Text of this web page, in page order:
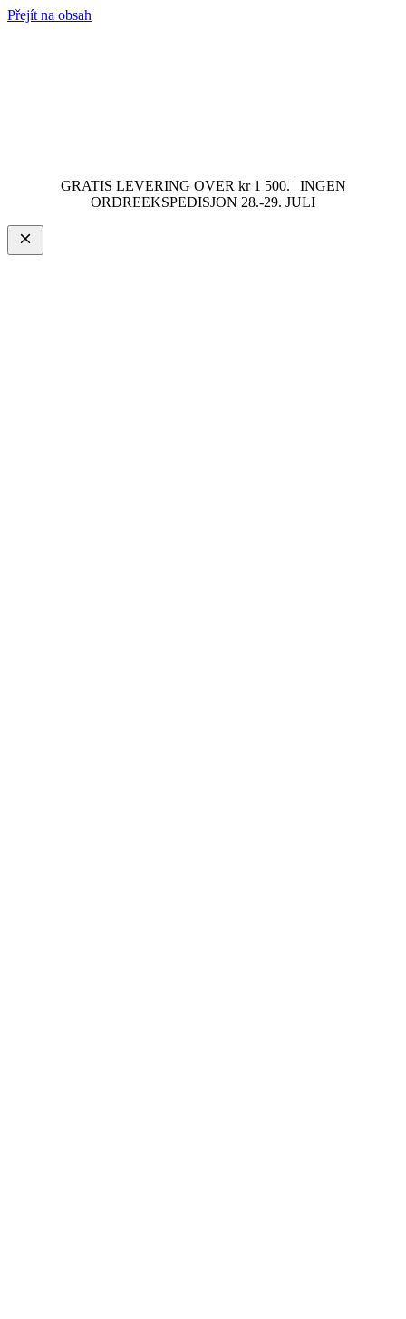
Přejít na obsah
GRATIS LEVERING OVER kr 1 500. | INGEN
ORDREEKSPEDISJON 28.-29. JULI